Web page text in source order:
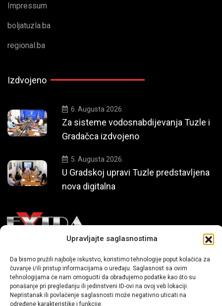
Upravljajte saglasnostima
Da bismo pružili najbolje iskustvo, koristimo tehnologije poput kolačića za
čuvanje i/ili pristup informacijama o uređaju. Saglasnost sa ovim
tehnologijama će nam omogućiti da obrađujemo podatke kao što su
ponašanje pri pregledanju ili jedinstveni ID-ovi na ovoj veb lokaciji.
Nepristanak ili povlačenje saglasnosti može negativno uticati na
određene karakteristike i funkcije.
Impressum
boljatuzla.ba
regional.ba
Izdvojeno
6. Augusta 2026.
Za sisteme vodosnabdijevanja Tuzle i
Gradačca izdvojeno
5. Augusta 2026.
U Gradskoj upravi Tuzle predstavljena
nova digitalna
Mi smo moderni portal zabavnog karaktera koji donosi vijesti i
priče iz života, svijeta showbiza, lifestyle-a i popularne kulture.